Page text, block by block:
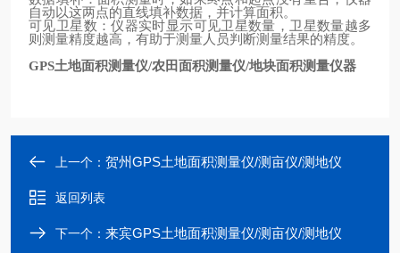
自动以这两点的直线填补数据，并计算面积。
可见卫星数：仪器实时显示可见卫星数量，卫星数量越多
则测量精度越高，有助于测量人员判断测量结果的精度。
GPS土地面积测量仪/农田面积测量仪/地块面积测量仪器
上一个： 贺州GPS土地面积测量仪/测亩仪/测地仪
返回列表
下一个： 来宾GPS土地面积测量仪/测亩仪/测地仪